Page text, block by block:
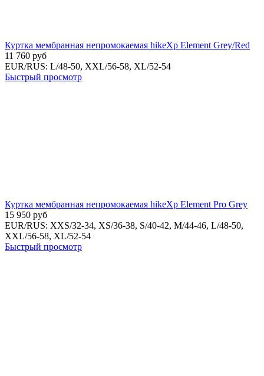
Куртка мембранная непромокаемая hikeXp Element Grey/Red
11 760 руб
EUR/RUS: L/48-50, XXL/56-58, XL/52-54
Быстрый просмотр
Куртка мембранная непромокаемая hikeXp Element Pro Grey
15 950 руб
EUR/RUS: XXS/32-34, XS/36-38, S/40-42, M/44-46, L/48-50,
XXL/56-58, XL/52-54
Быстрый просмотр